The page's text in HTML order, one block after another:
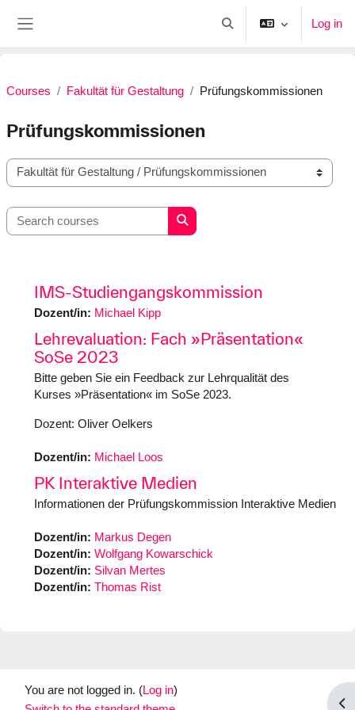
Toggle search input
Log in
Courses Fakultät für Gestaltung Prüfungskommissionen
Prüfungskommissionen
Course categories
Search courses
Search courses
IMS-Studiengangskommission
Dozent/in: Michael Kipp
Lehrevaluation: Fach »Präsentation«
SoSe 2023
Bitte geben Sie ein Feedback zur Lehrqualität des
Kurses »Präsentation« im SoSe 2023.
Dozent: Oliver Oelkers
Dozent/in: Michael Loos
PK Interaktive Medien
Informationen der Prüfungskommission Interaktive Medien
Dozent/in: Markus Degen
Dozent/in: Wolfgang Kowarschick
Dozent/in: Silvan Mertes
Dozent/in: Thomas Rist
You are not logged in. (Log in)